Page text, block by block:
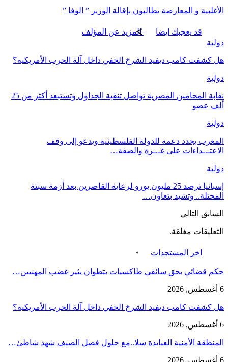
الأغلبية و المعارضة يطالبون بإقالة الوزير ” الوفا ”
قد يعجبك ايضا
المزيد عن المؤلف
دولية
هل كشفت كامب ديفيد الشرخ الخفي داخل آلة الحرب الأمريكية؟
دولية
نقابة المحامين المصرية تواصل تنقية الجداول وتستبعد أكثر من 25
ألف عضو
دولية
المغرب يجدد دعمه للدولة الفلسطينية ويدعو إلى وقف
الاعتـ.ـداءات على غـ.ـزة والضفة…
دولية
إسبانيا ترصد 25 مليون يورو لرعاية القاصرين بعد أزمة سبتة
المحتلة.. وتشيد بتعاون…
السابق التالي
التعليقات مغلقة.
اخر المستجدات
حكم قضائي بحق سائقي طاكسيات بتطوان يثير غضب المهنيين…
6 أغسطس, 2026
هل كشفت كامب ديفيد الشرخ الخفي داخل آلة الحرب الأمريكية؟
6 أغسطس, 2026
‏المنطقة الأمنية العيايدة سلا..مع حلول فصل الصيف شهد شاطئ…
6 أغسطس, 2026